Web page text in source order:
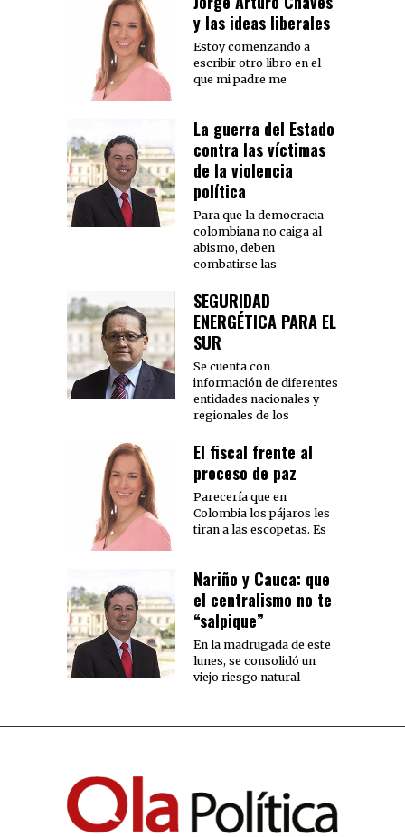
y las ideas liberales
Estoy comenzando a
escribir otro libro en el
que mi padre me
La guerra del Estado
contra las víctimas
de la violencia
política
Para que la democracia
colombiana no caiga al
abismo, deben
combatirse las
SEGURIDAD
ENERGÉTICA PARA EL
SUR
Se cuenta con
información de diferentes
entidades nacionales y
regionales de los
El fiscal frente al
proceso de paz
Parecería que en
Colombia los pájaros les
tiran a las escopetas. Es
Nariño y Cauca: que
el centralismo no te
“salpique”
En la madrugada de este
lunes, se consolidó un
viejo riesgo natural